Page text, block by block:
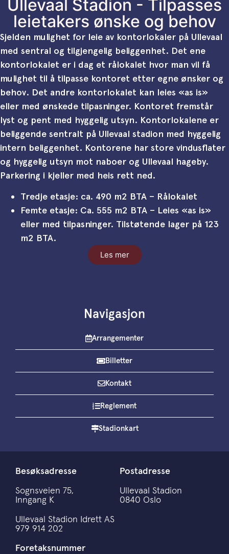
Ullevaal Stadion - Tilpasses
leietakers ønske og behov
Sjelden mulighet for leie av kontorlokaler på Ullevaal
med sentral og tilgjengelig beliggenhet. Det ene
kontorlokalet er i dag et rålokalet hvor man vil få
mulighet til å tilpasse kontoret etter egne ønsker og
behov. Det andre kontorlokalet kan leies «as is»
eller med ønskede tilpasninger. Kontoret fremstår
lyst og pent med hyggelig utsyn. Kontorlokalene er
beliggende sentralt på Ullevaal stadion med hyggelig
intern beliggenhet. Kontorene har store vindusflater
og hyggelig utsyn mot naboer og Ullevaal hageby.
Parkering i kjeller med heis rett ned.
Tredje etasje: ca. 490 m2 BTA – Rålokalet
Femte etasje: Ca. 555 m2 BTA – Leies «as is»
eller med tilpasninger. Tilstøtende lager på 123
m2 BTA.
Les mer
Navigasjon
Arrangementer
Billetter
Kontakt
Reglement
Stadionkart
Besøksadresse
Sognsveien 75,
Inngang K
Postadresse
Ullevaal Stadion
0840 Oslo
Ullevaal Stadion Idrett AS
979 914 202
Foretaksnummer